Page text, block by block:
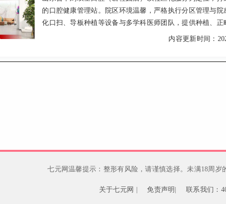
的口腔健康管理站。院区环境温馨，严格执行分区管理与
化口扫、导板种植等设备与多学科医师团队，提供种植、正
院内坚持明码标价，2026年常规项目价格公开透明，拒绝隐
内容更新时间：
七元网温馨提示：整形有风险，请谨慎选择。未满18周岁
关于七元网 免责声明 联系我们：